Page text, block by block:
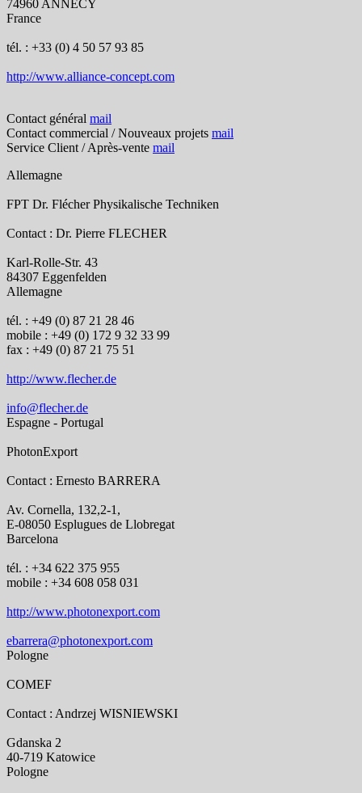
74960 ANNECY
France
tél. : +33 (0) 4 50 57 93 85
http://www.alliance-concept.com
Contact général mail
Contact commercial / Nouveaux projets mail
Service Client / Après-vente mail
Allemagne
FPT Dr. Flécher Physikalische Techniken
Contact : Dr. Pierre FLECHER
Karl-Rolle-Str. 43
84307 Eggenfelden
Allemagne
tél. : +49 (0) 87 21 28 46
mobile : +49 (0) 172 9 32 33 99
fax : +49 (0) 87 21 75 51
http://www.flecher.de
info@flecher.de
Espagne - Portugal
PhotonExport
Contact : Ernesto BARRERA
Av. Cornella, 132,2-1,
E-08050 Esplugues de Llobregat
Barcelona
tél. : +34 622 375 955
mobile : +34 608 058 031
http://www.photonexport.com
ebarrera@photonexport.com
Pologne
COMEF
Contact : Andrzej WISNIEWSKI
Gdanska 2
40-719 Katowice
Pologne